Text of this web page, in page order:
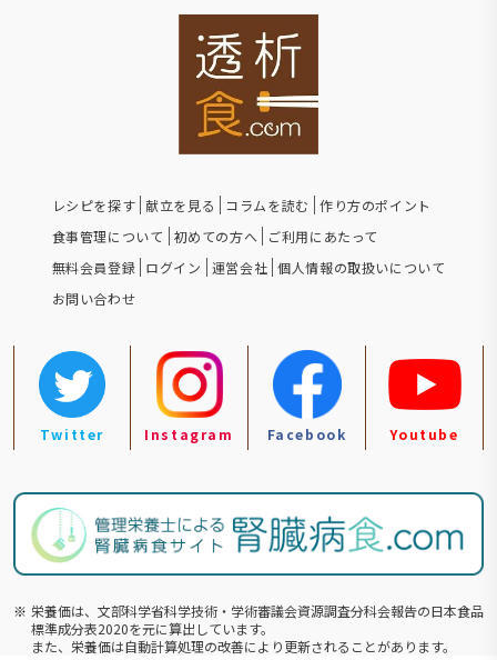
レシピを探す 献立を見る コラムを読む
作り方のポイント
食事管理について
初めての方へ
ご利用にあたって
無料会員登録 ログイン 運営会社 個人情報の取扱いについて
お問い合わせ
Twitter Instagram Facebook Youtube
※ 栄養価は、文部科学省科学技術・学術審議会資源調査分科会報告の⽇本食品
標準成分表2020を元に算出しています。
また、栄養価は自動計算処理の改善により更新されることがあります。